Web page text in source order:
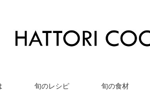
旬のレシピ 旬の食材